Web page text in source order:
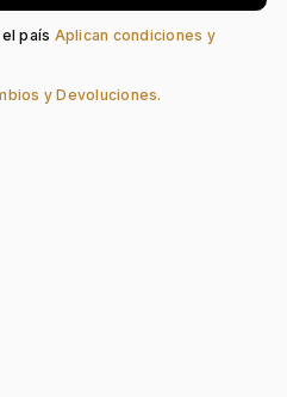
país Aplican condiciones y
y Devoluciones.